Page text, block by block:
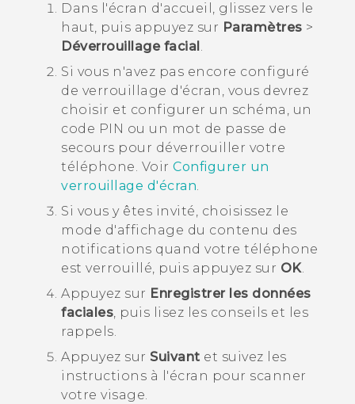
Dans l'écran d'accueil , glissez vers le
haut, puis appuyez sur Paramètres >
Déverrouillage facial .
Si vous n'avez pas encore configuré
de verrouillage d'écran, vous devrez
choisir et configurer un schéma, un
code PIN ou un mot de passe de
secours pour déverrouiller votre
téléphone. Voir Configurer un
verrouillage d'écran.
Si vous y êtes invité, choisissez le
mode d'affichage du contenu des
notifications quand votre téléphone
est verrouillé, puis appuyez sur OK.
Appuyez sur Enregistrer les données
faciales, puis lisez les conseils et les
rappels.
Appuyez sur Suivant et suivez les
instructions à l'écran pour scanner
votre visage.